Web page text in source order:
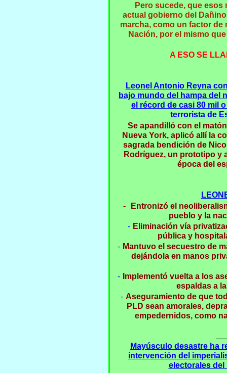
Pero sucede, que esos
actual gobierno del
marcha, como un factor de
Nación, por el mismo
A ESO SE
Leonel Antonio Reyna
bajo mundo del hampa del
el récord de casi 80 mil
terrorista de
Se apandilló con el
Nueva York, aplicó allí la
sagrada bendición de
Rodríguez, un prototipo y
época del
-
Entronizó el
pueblo y la
- Eliminación vía
pública y
- Mantuvo el secuestro de
dejándola en manos
- Implementó vuelta a los
espaldas a
- Aseguramiento de que
PLD sean amorales,
empedernidos, como
Mayúsculo desastre ha
intervención del
electorales